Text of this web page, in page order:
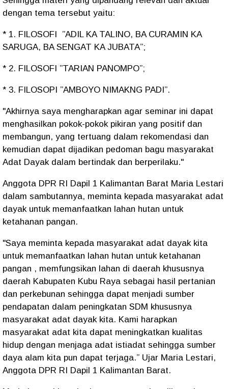
dengan tema tersebut yaitu:
* 1. FILOSOFI ”ADIL KA TALINO, BA CURAMIN KA
SARUGA, BA SENGAT KA JUBATA”;
* 2. FILOSOFI ”TARIAN PANOMPO”;
* 3. FILOSOPI ”AMBOYO NIMAKNG PADI”.
"Akhirnya saya mengharapkan agar seminar ini dapat
menghasilkan pokok-pokok pikiran yang positif dan
membangun, yang tertuang dalam rekomendasi dan
kemudian dapat dijadikan pedoman bagu masyarakat
Adat Dayak dalam bertindak dan berperilaku."
Anggota DPR RI Dapil 1 Kalimantan Barat Maria Lestari
dalam sambutannya, meminta kepada masyarakat adat
dayak untuk memanfaatkan lahan hutan untuk
ketahanan pangan.
"Saya meminta kepada masyarakat adat dayak kita
untuk memanfaatkan lahan hutan untuk ketahanan
pangan , memfungsikan lahan di daerah khususnya
daerah Kabupaten Kubu Raya sebagai hasil pertanian
dan perkebunan sehingga dapat menjadi sumber
pendapatan dalam peningkatan SDM khususnya
masyarakat adat dayak kita. Kami harapkan
masyarakat adat kita dapat meningkatkan kualitas
hidup dengan menjaga adat istiadat sehingga sumber
daya alam kita pun dapat terjaga.” Ujar Maria Lestari,
Anggota DPR RI Dapil 1 Kalimantan Barat.